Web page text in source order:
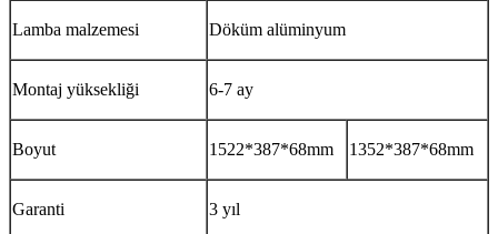
Lamba malzemesi Döküm alüminyum
Montaj yüksekliği 6-7 ay
Boyut 1522*387*68mm 1352*387*68mm
Garanti 3 yıl